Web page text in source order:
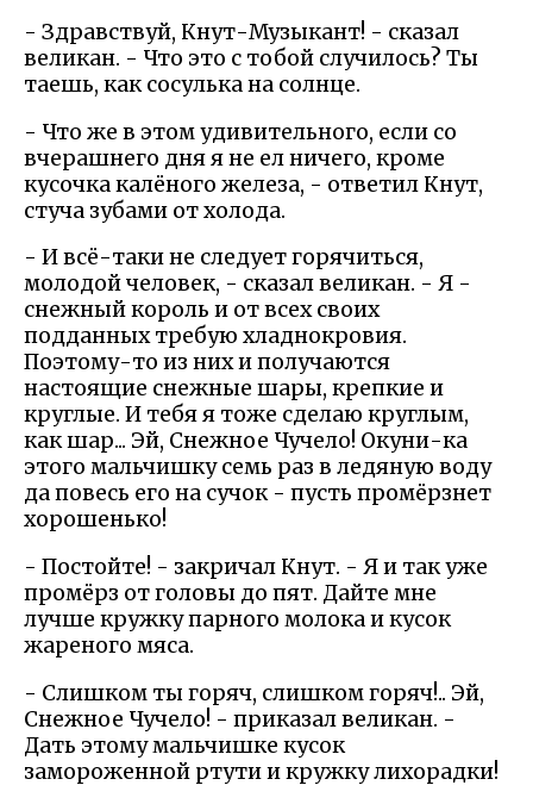
- Здравствуй, Кнут-Музыкант! - сказал
великан. - Что это с тобой случилось? Ты
таешь, как сосулька на солнце.
- Что же в этом удивительного, если со
вчерашнего дня я не ел ничего, кроме
кусочка калёного железа, - ответил Кнут,
стуча зубами от холода.
- И всё-таки не следует горячиться,
молодой человек, - сказал великан. - Я -
снежный король и от всех своих
подданных требую хладнокровия.
Поэтому-то из них и получаются
настоящие снежные шары, крепкие и
круглые. И тебя я тоже сделаю круглым,
как шар... Эй, Снежное Чучело! Окуни-ка
этого мальчишку семь раз в ледяную воду
да повесь его на сучок - пусть промёрзнет
хорошенько!
- Постойте! - закричал Кнут. - Я и так уже
промёрз от головы до пят. Дайте мне
лучше кружку парного молока и кусок
жареного мяса.
- Слишком ты горяч, слишком горяч!.. Эй,
Снежное Чучело! - приказал великан. -
Дать этому мальчишке кусок
замороженной ртути и кружку лихорадки!